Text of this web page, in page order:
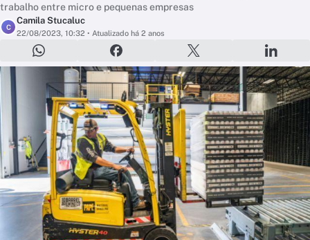
trabalho entre micro e pequenas empresas
C
Camila Stucaluc
22/08/2023, 10:32 • Atualizado há 2 anos